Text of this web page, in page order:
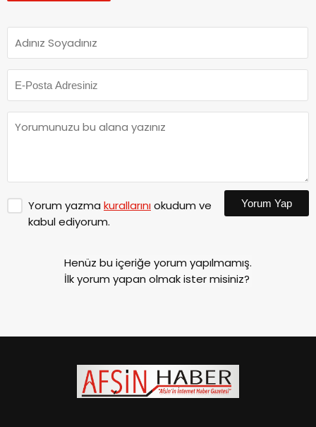
Yorum yazma kurallarınıokudum ve
kabul ediyorum.
Yorum Yap
Henüz bu içeriğe yorum yapılmamış.
İlk yorum yapan olmak ister misiniz?